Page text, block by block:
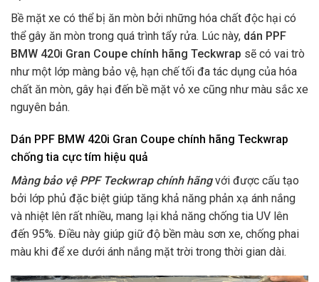
Bề mặt xe có thể bị ăn mòn bởi những hóa chất độc hại có
thể gây ăn mòn trong quá trình tẩy rửa. Lúc này, dán PPF
BMW 420i Gran Coupe chính hãng Teckwrap sẽ có vai trò
như một lớp màng bảo vệ, hạn chế tối đa tác dụng của hóa
chất ăn mòn, gây hại đến bề mặt vỏ xe cũng như màu sắc xe
nguyên bản.
Dán PPF BMW 420i Gran Coupe chính hãng Teckwrap
chống tia cực tím hiệu quả
Màng bảo vệ PPF Teckwrap chính hãngvới được cấu tạo
bởi lớp phủ đặc biệt giúp tăng khả năng phản xạ ánh nắng
và nhiệt lên rất nhiều, mang lại khả năng chống tia UV lên
đến 95%. Điều này giúp giữ độ bền màu sơn xe, chống phai
màu khi để xe dưới ánh nắng mặt trời trong thời gian dài.